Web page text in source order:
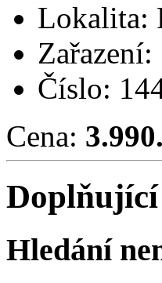
Lokalita:
Zařazení:
Číslo:
Cena:
Doplňující
Hledání